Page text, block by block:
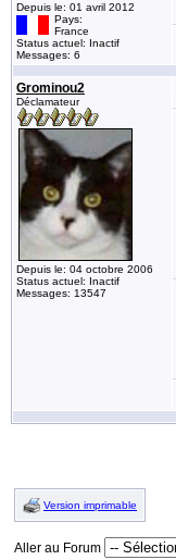
Depuis le: 01 avril 2012
Pays:
France
Status actuel: Inactif
Messages: 6
Grominou2
Déclamateur
Depuis le: 04 octobre 2006
Status actuel: Inactif
Messages: 13547
Version imprimable
Aller au Forum